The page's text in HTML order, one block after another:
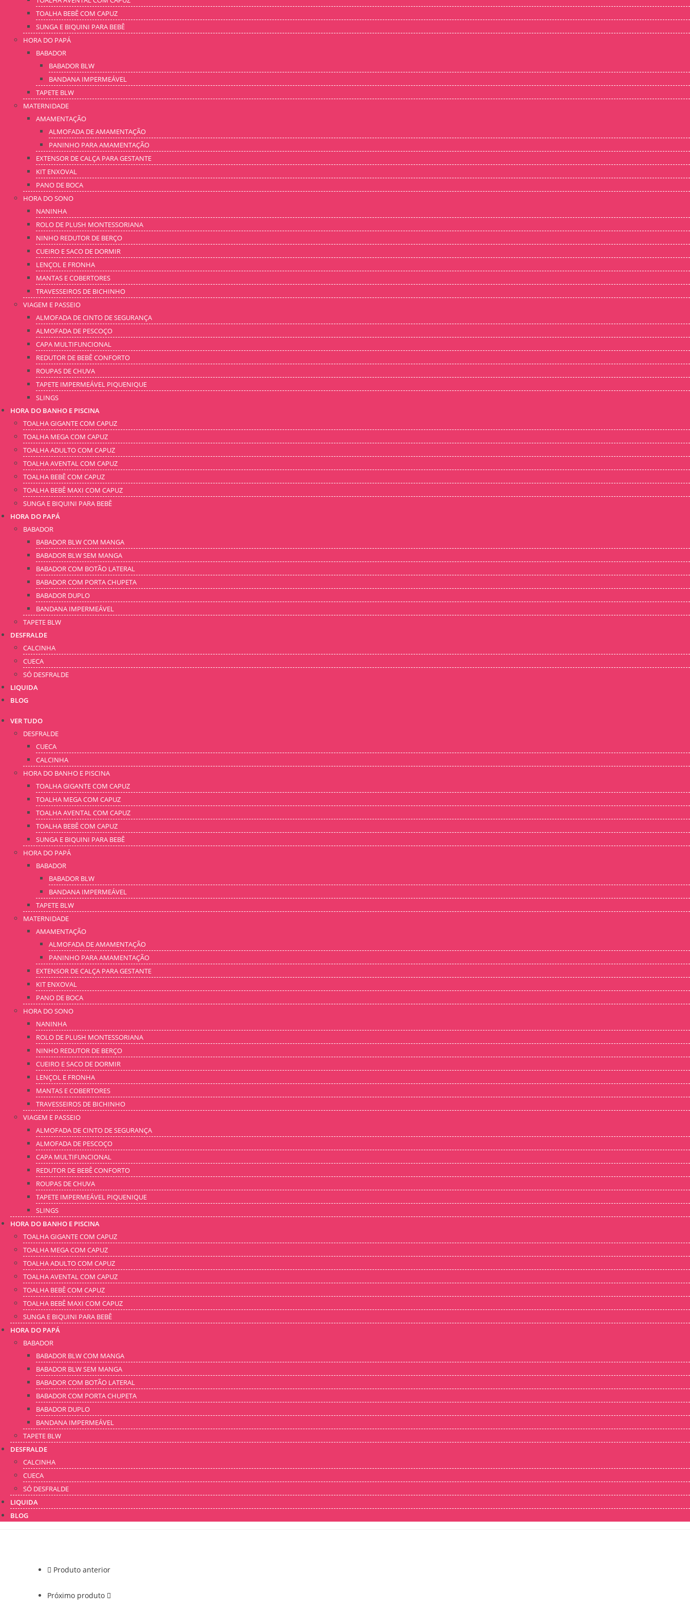
TOALHA BEBÊ COM CAPUZ
SUNGA E BIQUINI PARA BEBÊ
HORA DO PAPÁ
BABADOR
BABADOR BLW
BANDANA IMPERMEÁVEL
TAPETE BLW
MATERNIDADE
AMAMENTAÇÃO
ALMOFADA DE AMAMENTAÇÃO
PANINHO PARA AMAMENTAÇÃO
EXTENSOR DE CALÇA PARA GESTANTE
KIT ENXOVAL
PANO DE BOCA
HORA DO SONO
NANINHA
ROLO DE PLUSH MONTESSORIANA
NINHO REDUTOR DE BERÇO
CUEIRO E SACO DE DORMIR
LENÇOL E FRONHA
MANTAS E COBERTORES
TRAVESSEIROS DE BICHINHO
VIAGEM E PASSEIO
ALMOFADA DE CINTO DE SEGURANÇA
ALMOFADA DE PESCOÇO
CAPA MULTIFUNCIONAL
REDUTOR DE BEBÊ CONFORTO
ROUPAS DE CHUVA
TAPETE IMPERMEÁVEL PIQUENIQUE
SLINGS
HORA DO BANHO E PISCINA
TOALHA GIGANTE COM CAPUZ
TOALHA MEGA COM CAPUZ
TOALHA ADULTO COM CAPUZ
TOALHA AVENTAL COM CAPUZ
TOALHA BEBÊ COM CAPUZ
TOALHA BEBÊ MAXI COM CAPUZ
SUNGA E BIQUINI PARA BEBÊ
HORA DO PAPÁ
BABADOR
BABADOR BLW COM MANGA
BABADOR BLW SEM MANGA
BABADOR COM BOTÃO LATERAL
BABADOR COM PORTA CHUPETA
BABADOR DUPLO
BANDANA IMPERMEÁVEL
TAPETE BLW
DESFRALDE
CALCINHA
CUECA
SÓ DESFRALDE
LIQUIDA
BLOG
VER TUDO
DESFRALDE
CUECA
CALCINHA
HORA DO BANHO E PISCINA
TOALHA GIGANTE COM CAPUZ
TOALHA MEGA COM CAPUZ
TOALHA AVENTAL COM CAPUZ
TOALHA BEBÊ COM CAPUZ
SUNGA E BIQUINI PARA BEBÊ
HORA DO PAPÁ
BABADOR
BABADOR BLW
BANDANA IMPERMEÁVEL
TAPETE BLW
MATERNIDADE
AMAMENTAÇÃO
ALMOFADA DE AMAMENTAÇÃO
PANINHO PARA AMAMENTAÇÃO
EXTENSOR DE CALÇA PARA GESTANTE
KIT ENXOVAL
PANO DE BOCA
HORA DO SONO
NANINHA
ROLO DE PLUSH MONTESSORIANA
NINHO REDUTOR DE BERÇO
CUEIRO E SACO DE DORMIR
LENÇOL E FRONHA
MANTAS E COBERTORES
TRAVESSEIROS DE BICHINHO
VIAGEM E PASSEIO
ALMOFADA DE CINTO DE SEGURANÇA
ALMOFADA DE PESCOÇO
CAPA MULTIFUNCIONAL
REDUTOR DE BEBÊ CONFORTO
ROUPAS DE CHUVA
TAPETE IMPERMEÁVEL PIQUENIQUE
SLINGS
HORA DO BANHO E PISCINA
TOALHA GIGANTE COM CAPUZ
TOALHA MEGA COM CAPUZ
TOALHA ADULTO COM CAPUZ
TOALHA AVENTAL COM CAPUZ
TOALHA BEBÊ COM CAPUZ
TOALHA BEBÊ MAXI COM CAPUZ
SUNGA E BIQUINI PARA BEBÊ
HORA DO PAPÁ
BABADOR
BABADOR BLW COM MANGA
BABADOR BLW SEM MANGA
BABADOR COM BOTÃO LATERAL
BABADOR COM PORTA CHUPETA
BABADOR DUPLO
BANDANA IMPERMEÁVEL
TAPETE BLW
DESFRALDE
CALCINHA
CUECA
SÓ DESFRALDE
LIQUIDA
BLOG
Produto anterior
Próximo produto